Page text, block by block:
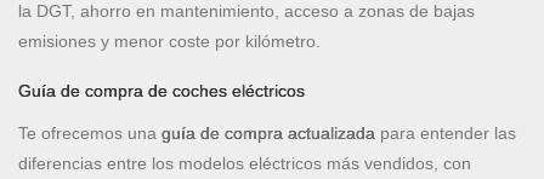
la DGT, ahorro en mantenimiento, acceso a zonas de bajas
emisiones y menor coste por kilómetro.
Guía de compra de coches eléctricos
Te ofrecemos una guía de compra actualizada para entender las
diferencias entre los modelos eléctricos más vendidos, con